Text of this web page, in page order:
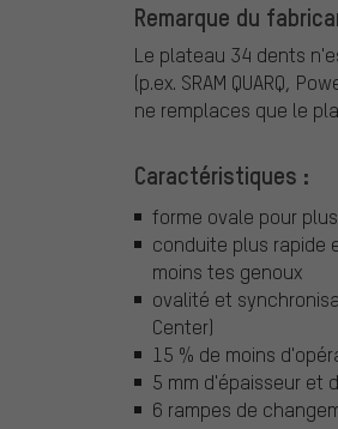
Remarque du
Le plateau 34 dents
(p.ex. SRAM QUARQ,
ne remplaces que le
Caractéristiques :
forme ovale pour
conduite plus rapide
moins tes genoux
ovalité et
Center)
15 % de moins
5 mm d'épaisseur et
6 rampes de